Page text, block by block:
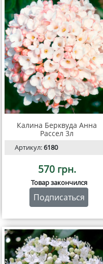
Калина Берквуда Анна
Рассел 3л
Артикул:6180
570 грн.
Товар закончился
Подписаться